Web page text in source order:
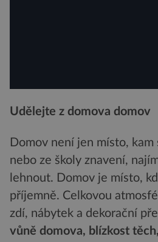
Udělejte z domova domov
Domov není jen místo,
nebo ze školy znavení,
lehnout. Domov je místo,
příjemně. Celkovou
zdí, nábytek a dekorační
vůně domova, blízkost